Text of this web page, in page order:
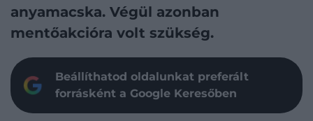
anyamacska. Végül azonban
mentőakcióra volt szükség.
Beállíthatod oldalunkat preferált
forrásként a Google Keresőben